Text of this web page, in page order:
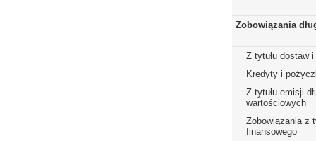
Zobowiązania
Z tytułu dostaw i
Kredyty i
Z tytułu emisji
wartościowych
Zobowiązania z
finansowego